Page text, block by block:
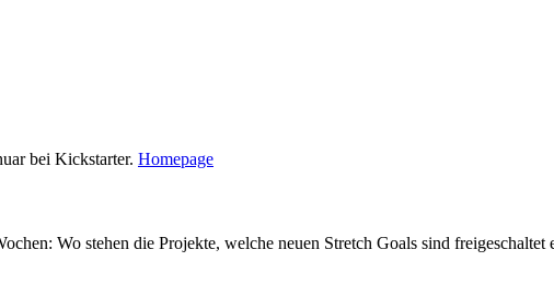
bei Kickstarter. Homepage
Wo stehen die Projekte, welche neuen Stretch Goals sind freigeschaltet